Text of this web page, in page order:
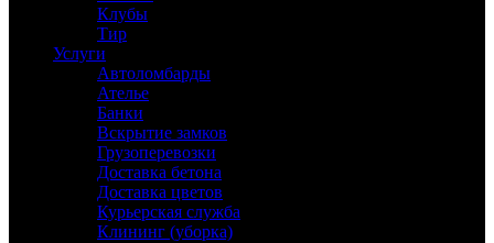
Клубы
Тир
Услуги
Автоломбарды
Ателье
Банки
Вскрытие замков
Грузоперевозки
Доставка бетона
Доставка цветов
Курьерская служба
Клининг (уборка)